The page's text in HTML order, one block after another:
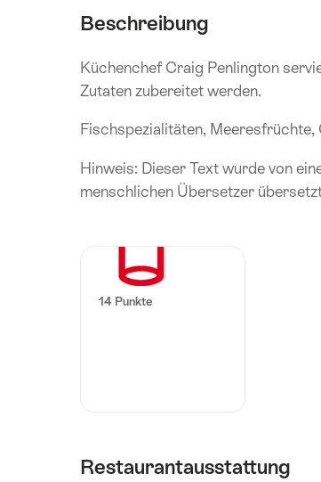
Beschreibung
Küchenchef Craig Penlington
Zutaten zubereitet werden.
Fischspezialitäten, Meeresfrüchte,
Hinweis: Dieser Text wurde von
menschlichen Übersetzer
14 Punkte
Restaurantausstattung